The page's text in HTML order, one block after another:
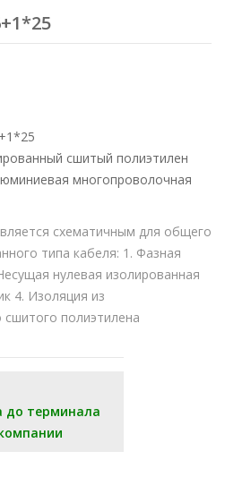
сшитый полиэтилен
многопроволочная
схематичным для общего
типа кабеля: 1. Фазная
нулевая изолированная
4. Изоляция из
сшитого полиэтилена
до терминала